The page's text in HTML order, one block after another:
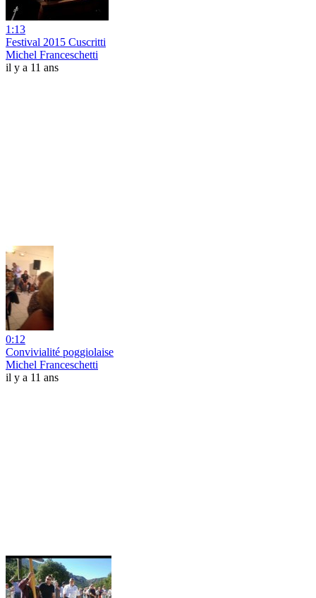
1:13
Festival 2015 Cuscritti
Michel Franceschetti
il y a 11 ans
0:12
Convivialité poggiolaise
Michel Franceschetti
il y a 11 ans